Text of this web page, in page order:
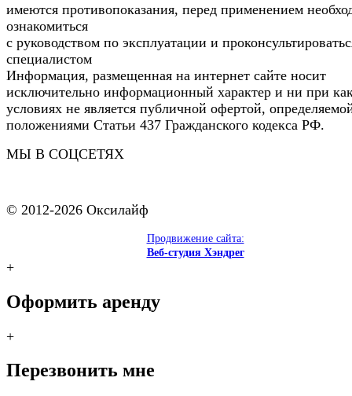
имеются противопоказания, перед применением
ознакомиться
с руководством по эксплуатации и
специалистом
Информация, размещенная на интернет сайте носит
исключительно информационный характер и ни при
условиях не является публичной офертой,
положениями Статьи 437 Гражданского кодекса РФ.
МЫ В СОЦСЕТЯХ
© 2012-2026 Оксилайф
Продвижение сайта:
Веб-студия Хэндрег
+
Оформить аренду
+
Перезвонить мне